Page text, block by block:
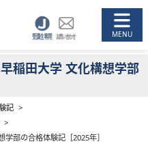
稲田大学 文化構想学部
記 >
>
部の合格体験記［2025年］